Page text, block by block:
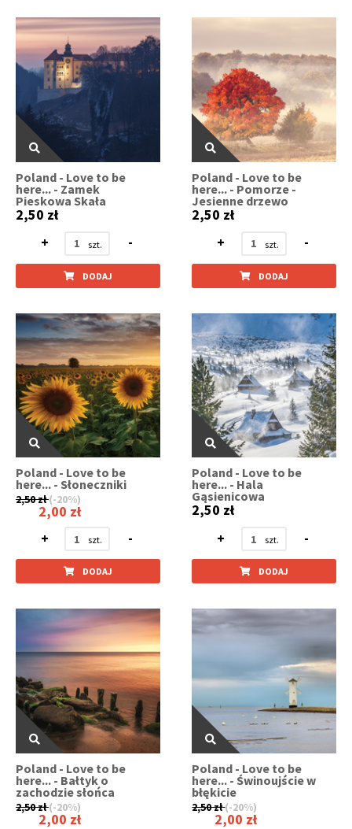
Poland - Love to be
here... - Zamek
Pieskowa Skała
2,50 zł
+
-
DODAJ
Poland - Love to be
here... - Pomorze -
Jesienne drzewo
2,50 zł
+
-
DODAJ
Poland - Love to be
here... - Słoneczniki
2,50 zł (-20%)
2,00 zł
+
-
DODAJ
Poland - Love to be
here... - Hala
Gąsienicowa
2,50 zł
+
-
DODAJ
Poland - Love to be
here... - Bałtyk o
zachodzie słońca
2,50 zł (-20%)
2,00 zł
Poland - Love to be
here... - Świnoujście w
błękicie
2,50 zł(-20%)
2,00 zł